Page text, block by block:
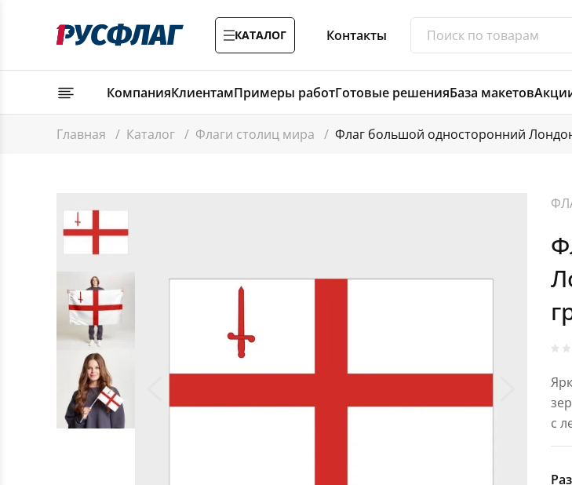
КАТАЛОГ Контакты
КомпанияКлиентамПримеры работГотовые решенияБаза макетов
Главная / Каталог / Флаги столиц мира / Флаг большой односторонний
с